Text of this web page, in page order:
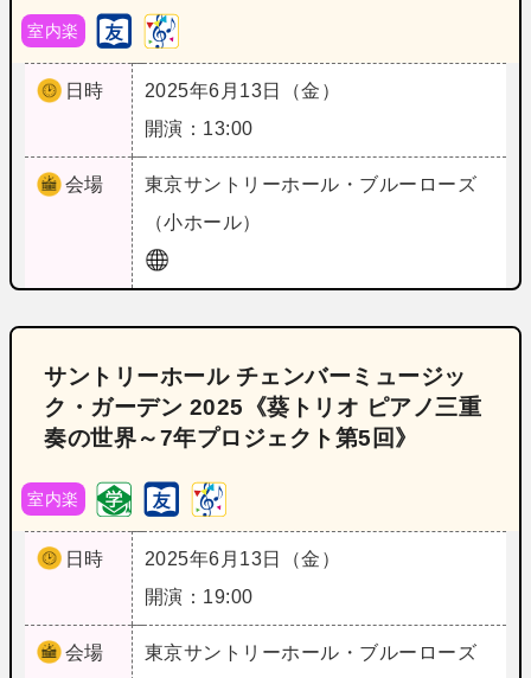
室内楽
日時
2025年6月13日（金）
開演：13:00
会場 東京サントリーホール・ブルーローズ
（小ホール）
サントリーホール チェンバーミュージッ
ク・ガーデン 2025《葵トリオ ピアノ三重
奏の世界～7年プロジェクト第5回》
室内楽
日時
2025年6月13日（金）
開演：19:00
会場 東京サントリーホール・ブルーローズ